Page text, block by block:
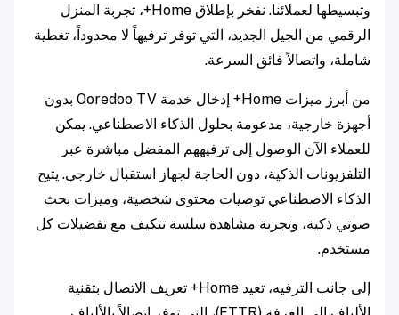
وتبسيطها لعملائنا. نفخر بإطلاق Home+، تجربة المنزل
الرقمي من الجيل الجديد، التي توفر ترفيهاً لا محدوداً، تغطية
شاملة، واتصالاً فائق السرعة.
من أبرز ميزات Home+ إدخال خدمة Ooredoo TV بدون
أجهزة خارجية، مدعومة بحلول الذكاء الاصطناعي. يمكن
للعملاء الآن الوصول إلى ترفيههم المفضل مباشرة عبر
التلفزيونات الذكية، دون الحاجة لجهاز استقبال خارجي. يتيح
الذكاء الاصطناعي توصيات محتوى شخصية، وميزات بحث
صوتي ذكية، وتجربة مشاهدة سلسة تتكيف مع تفضيلات كل
مستخدم.
إلى جانب الترفيه، تعيد Home+ تعريف الاتصال بتقنية